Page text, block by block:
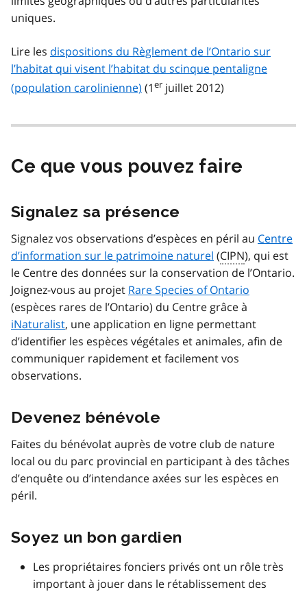
uniques.
Lire les dispositions du Règlement de l’Ontario sur
l’habitat qui visent l’habitat du scinque pentaligne
(population carolinienne) (1er juillet 2012)
Ce que vous pouvez faire
Signalez sa présence
Signalez vos observations d’espèces en péril au Centre
d’information sur le patrimoine naturel (CIPN), qui est
le Centre des données sur la conservation de l’Ontario.
Joignez-vous au projet Rare Species of Ontario
(espèces rares de l’Ontario) du Centre grâce à
iNaturalist, une application en ligne permettant
d’identifier les espèces végétales et animales, afin de
communiquer rapidement et facilement vos
observations.
Devenez bénévole
Faites du bénévolat auprès de votre club de nature
local ou du parc provincial en participant à des tâches
d’enquête ou d’intendance axées sur les espèces en
péril.
Soyez un bon gardien
Les propriétaires fonciers privés ont un rôle très
important à jouer dans le rétablissement des